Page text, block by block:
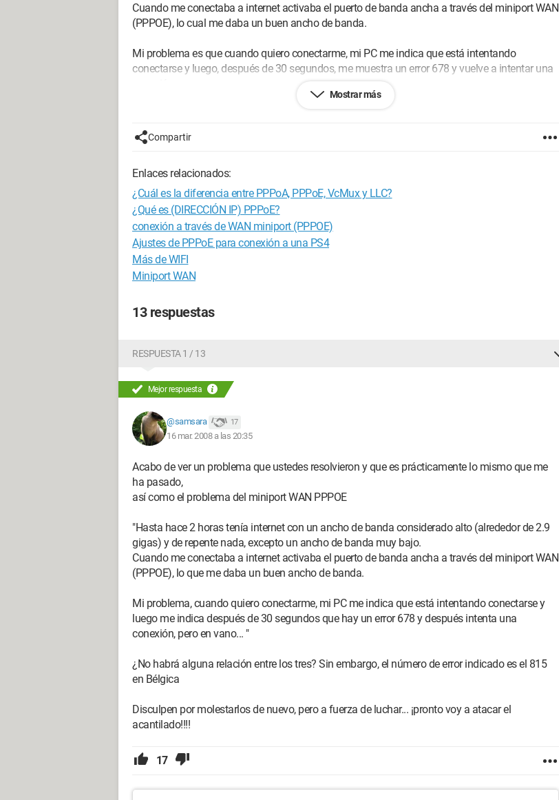
Cuando me conectaba a internet activaba el puerto de banda ancha a través del miniport WAN
(PPPOE), lo cual me daba un buen ancho de banda.
Mi problema es que cuando quiero conectarme, mi PC me indica que está intentando
conectarse y luego, después de 30 segundos, me muestra un error 678 y vuelve a intentar una
no detecta mi Alice Box, por favor desconecte su cable ethernet y reinicie el proceso... en fin,
como les he dicho, en vano...
Pregunta:
¿Qué hacer?
¿Es mi PC el que tiene un problema?
¿Es mi Alice Box la que tiene un problema?
¿Debo formatear mi PC?
En fin, ¡AYUDA! porque no sé qué está pasando.
Yann
Mostrar más
Compartir
Enlaces relacionados:
¿Cuál es la diferencia entre PPPoA, PPPoE, VcMux y LLC?
¿Qué es (DIRECCIÓN IP) PPPoE?
conexión a través de WAN miniport (PPPOE)
Ajustes de PPPoE para conexión a una PS4
Más de WIFI
Miniport WAN
13 respuestas
RESPUESTA 1 / 13
Mejor respuesta
@samsara 17
16 mar. 2008 a las 20:35
Acabo de ver un problema que ustedes resolvieron y que es prácticamente lo mismo que me
ha pasado,
así como el problema del miniport WAN PPPOE
"Hasta hace 2 horas tenía internet con un ancho de banda considerado alto (alrededor de 2.9
gigas) y de repente nada, excepto un ancho de banda muy bajo.
Cuando me conectaba a internet activaba el puerto de banda ancha a través del miniport WAN
(PPPOE), lo que me daba un buen ancho de banda.
Mi problema, cuando quiero conectarme, mi PC me indica que está intentando conectarse y
luego me indica después de 30 segundos que hay un error 678 y después intenta una
conexión, pero en vano... "
¿No habrá alguna relación entre los tres? Sin embargo, el número de error indicado es el 815
en Bélgica
Disculpen por molestarlos de nuevo, pero a fuerza de luchar... ¡pronto voy a atacar el
acantilado!!!!
17